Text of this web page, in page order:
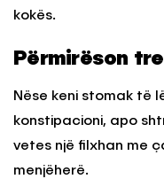
kokës.
Përmirëson
Nëse keni stomak të
konstipacioni, apo
vetes një filxhan me
menjëherë.